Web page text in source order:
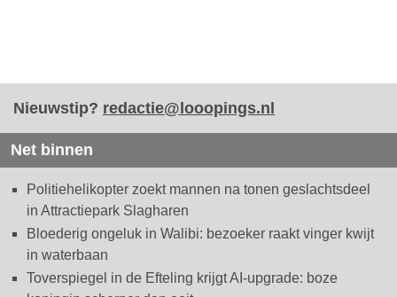
Nieuwstip? redactie@looopings.nl
Net binnen
Politiehelikopter zoekt mannen na tonen geslachtsdeel
in Attractiepark Slagharen
Bloederig ongeluk in Walibi: bezoeker raakt vinger kwijt
in waterbaan
Toverspiegel in de Efteling krijgt AI-upgrade: boze